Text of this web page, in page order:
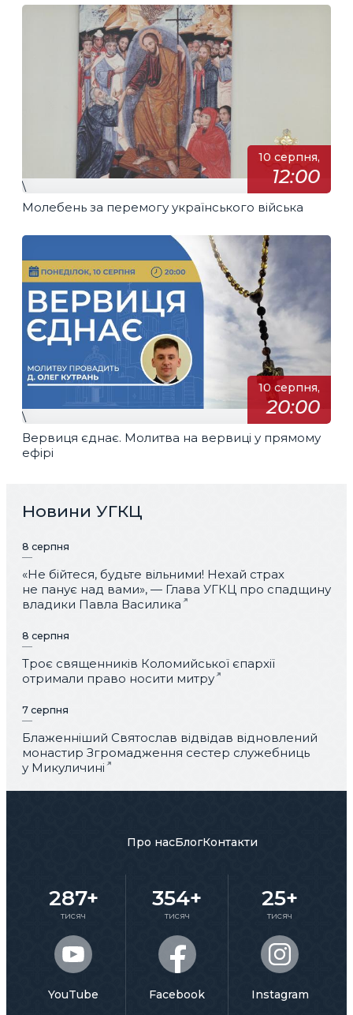
10 серпня,
12:00
\
Молебень за перемогу українського війська
10 серпня,
20:00
\
Вервиця єднає. Молитва на вервиці у прямому
ефірі
Новини УГКЦ
8 серпня
«Не бійтеся, будьте вільними! Нехай страх
не панує над вами», — Глава УГКЦ про спадщину
владики Павла Василика
8 серпня
Троє священників Коломийської єпархії
отримали право носити митру
7 серпня
Блаженніший Святослав відвідав відновлений
монастир Згромадження сестер служебниць
у Микуличині
Про насБлогКонтакти
287+
тисяч
YouTube
354+
тисяч
Facebook
25+
тисяч
Instagram